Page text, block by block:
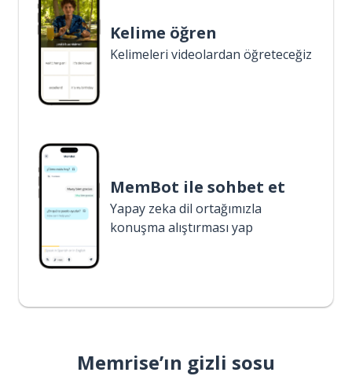
Kelime öğren
Kelimeleri videolardan öğreteceğiz
MemBot ile sohbet et
Yapay zeka dil ortağımızla
konuşma alıştırması yap
Memrise’ın gizli sosu